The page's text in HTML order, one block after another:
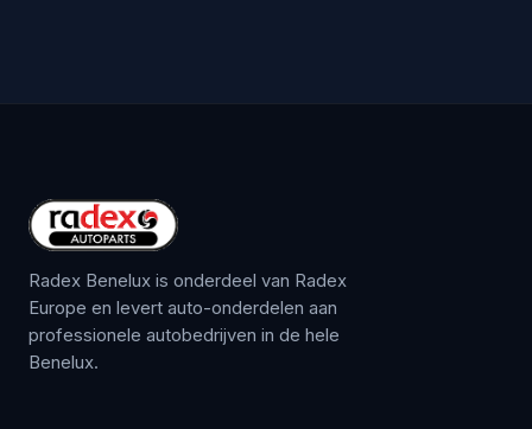
Radex Benelux is onderdeel van Radex
Europe en levert auto-onderdelen aan
professionele autobedrijven in de hele
Benelux.